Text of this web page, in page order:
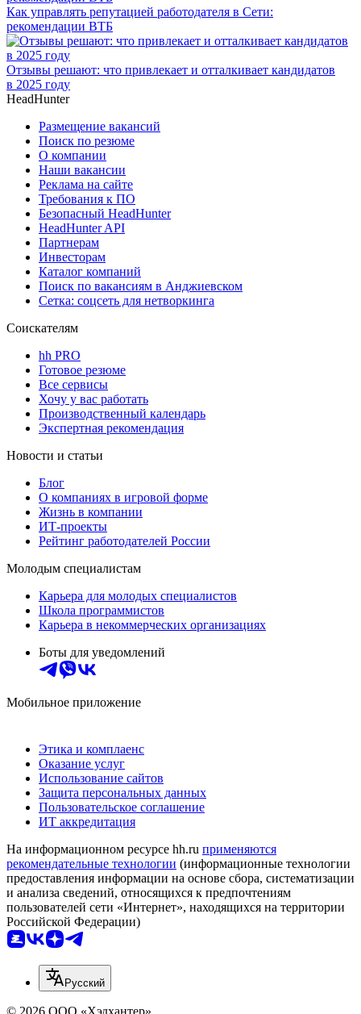
Как управлять репутацией работодателя в Сети:
рекомендации ВТБ
Отзывы решают: что привлекает и отталкивает кандидатов
в 2025 году
HeadHunter
Размещение вакансий
Поиск по резюме
О компании
Наши вакансии
Реклама на сайте
Требования к ПО
Безопасный HeadHunter
HeadHunter API
Партнерам
Инвесторам
Каталог компаний
Поиск по вакансиям в Анджиевском
Сетка: соцсеть для нетворкинга
Соискателям
hh PRO
Готовое резюме
Все сервисы
Хочу у вас работать
Производственный календарь
Экспертная рекомендация
Новости и статьи
Блог
О компаниях в игровой форме
Жизнь в компании
ИТ-проекты
Рейтинг работодателей России
Молодым специалистам
Карьера для молодых специалистов
Школа программистов
Карьера в некоммерческих организациях
Боты для уведомлений
Мобильное приложение
Этика и комплаенс
Оказание услуг
Использование сайтов
Защита персональных данных
Пользовательское соглашение
ИТ аккредитация
На информационном ресурсе hh.ru применяются
рекомендательные технологии (информационные технологии
предоставления информации на основе сбора, систематизации
и анализа сведений, относящихся к предпочтениям
пользователей сети «Интернет», находящихся на территории
Российской Федерации)
Русский
© 2026 ООО «Хэдхантер»